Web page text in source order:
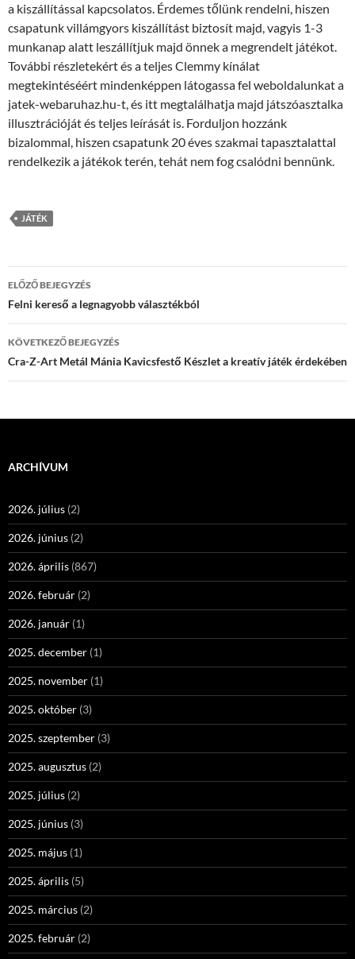
a kiszállítással kapcsolatos. Érdemes tőlünk rendelni, hiszen
csapatunk villámgyors kiszállítást biztosít majd, vagyis 1-3
munkanap alatt leszállítjuk majd önnek a megrendelt játékot.
További részletekért és a teljes Clemmy kínálat
megtekintéséért mindenképpen látogassa fel weboldalunkat a
jatek-webaruhaz.hu-t, és itt megtalálhatja majd játszóasztalka
illusztrációját és teljes leírását is. Forduljon hozzánk
bizalommal, hiszen csapatunk 20 éves szakmai tapasztalattal
rendelkezik a játékok terén, tehát nem fog csalódni bennünk.
JÁTÉK
Bejegyzések
navigációja
ELŐZŐ BEJEGYZÉS
Felni kereső a legnagyobb választékból
KÖVETKEZŐ BEJEGYZÉS
Cra-Z-Art Metál Mánia Kavicsfestő Készlet a kreatív játék érdekében
ARCHÍVUM
2026. július (2)
2026. június (2)
2026. április (867)
2026. február (2)
2026. január (1)
2025. december (1)
2025. november (1)
2025. október (3)
2025. szeptember (3)
2025. augusztus (2)
2025. július (2)
2025. június (3)
2025. május (1)
2025. április (5)
2025. március (2)
2025. február (2)